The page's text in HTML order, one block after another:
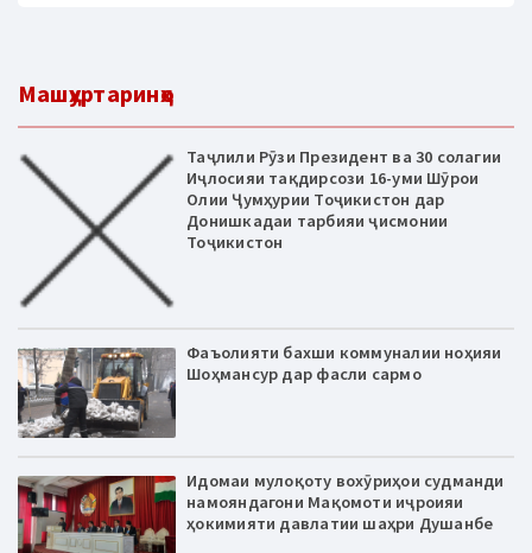
Машҳуртаринҳо
Таҷлили Рӯзи Президент ва 30 солагии
Иҷлосияи тақдирсози 16-уми Шӯрои
Олии Ҷумҳурии Тоҷикистон дар
Донишкадаи тарбияи ҷисмонии
Тоҷикистон
Фаъолияти бахши коммуналии ноҳияи
Шоҳмансур дар фасли сармо
Идомаи мулоқоту вохӯриҳои судманди
намояндагони Мақомоти иҷроияи
ҳокимияти давлатии шаҳри Душанбе